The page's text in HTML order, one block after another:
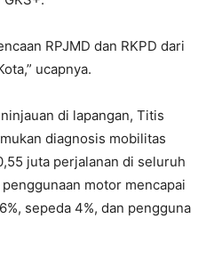
RPJMD dan RKPD dari
ucapnya.
di lapangan, Titis
diagnosis mobilitas
juta perjalanan di seluruh
motor mencapai
sepeda 4%, dan pengguna